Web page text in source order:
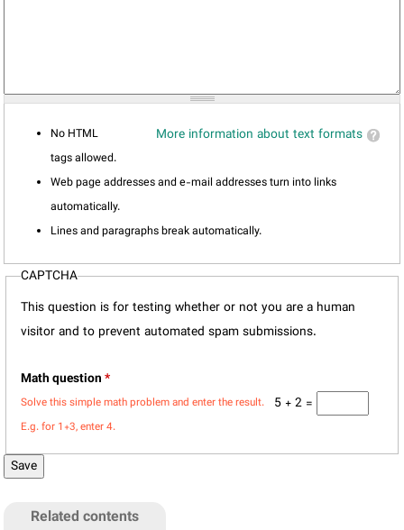
More information about text formats
No HTML
tags allowed.
Web page addresses and e-mail addresses turn into links
automatically.
Lines and paragraphs break automatically.
CAPTCHA
This question is for testing whether or not you are a human
visitor and to prevent automated spam submissions.
Math question*
5 + 2 =
Solve this simple math problem and enter the result.
E.g. for 1+3, enter 4.
Related contents